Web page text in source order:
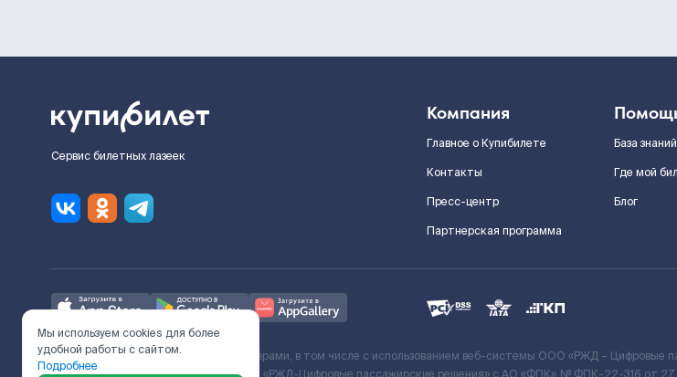
Сервис билетных лазеек
Компания
Главное о Купибилете
Контакты
Пресс-центр
Партнерская программа
База знаний
Где мой
Блог
Ж/Д билеты предоставляются партнёрами, в том числе с использованием веб-системы ООО «РЖД – Цифровые
Мы используем cookies для более
удобной работы с сайтом.
Подробнее